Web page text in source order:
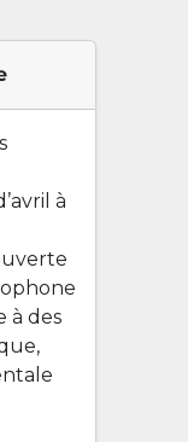
à
à des